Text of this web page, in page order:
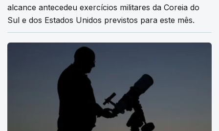
alcance antecedeu exercícios militares da Coreia do
Sul e dos Estados Unidos previstos para este mês.